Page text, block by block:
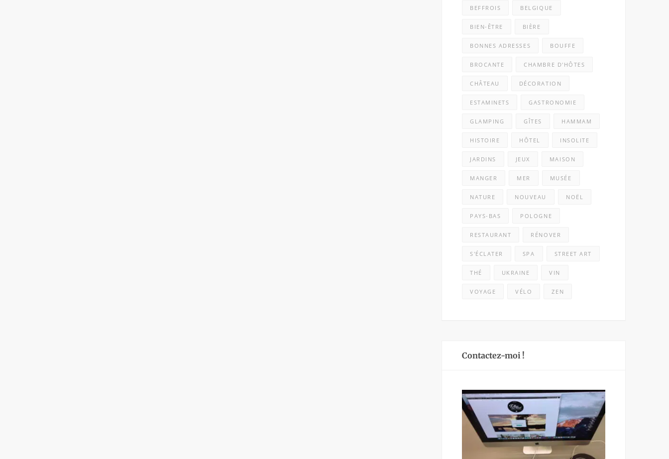
BEFFROIS BELGIQUE
BIEN-ÊTRE BIÈRE
BONNES ADRESSES BOUFFE
BROCANTE CHAMBRE D'HÔTES
CHÂTEAU DÉCORATION
ESTAMINETS GASTRONOMIE
GLAMPING GÎTES HAMMAM
HISTOIRE HÔTEL INSOLITE
JARDINS JEUX MAISON
MANGER MER MUSÉE
NATURE NOUVEAU NOËL
PAYS-BAS POLOGNE
RESTAURANT RÉNOVER
S'ÉCLATER SPA STREET ART
THÉ UKRAINE VIN
VOYAGE VÉLO ZEN
Contactez-moi !